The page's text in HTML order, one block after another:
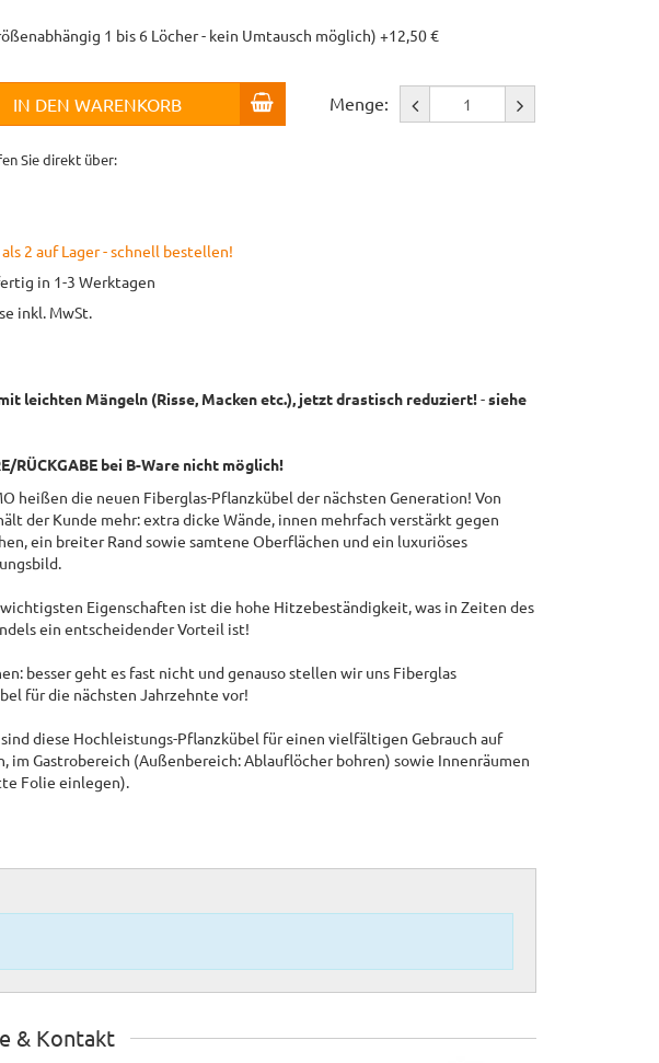
1 bis 6 Löcher - kein Umtausch möglich) +12,50 €
IN DEN WARENKORB Menge:
Sie direkt über:
2 auf Lager - schnell bestellen!
in 1-3 Werktagen
inkl. MwSt.
leichten Mängeln (Risse, Macken etc.), jetzt drastisch reduziert!-siehe
RÜCKGABE bei B-Ware nicht möglich!
heißen die neuen Fiberglas-Pflanzkübel der nächsten Generation! Von
der Kunde mehr: extra dicke Wände, innen mehrfach verstärkt gegen
ein breiter Rand sowie samtene Oberflächen und ein luxuriöses
Eigenschaften ist die hohe Hitzebeständigkeit, was in Zeiten des
ein entscheidender Vorteil ist!
besser geht es fast nicht und genauso stellen wir uns Fiberglas
für die nächsten Jahrzehnte vor!
diese Hochleistungs-Pflanzkübel für einen vielfältigen Gebrauch auf
im Gastrobereich (Außenbereich: Ablauflöcher bohren) sowie Innenräumen
Folie einlegen).
& Kontakt